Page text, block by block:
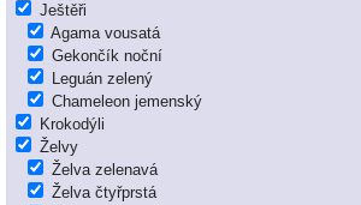
Ještěři
Agama vousatá
Gekončík noční
Leguán zelený
Chameleon jemenský
Krokodýli
Želvy
Želva zelenavá
Želva čtyřprstá